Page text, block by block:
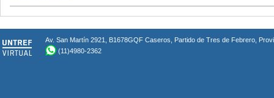
Av. San Martín 2921, B1678GQF Caseros, Partido de Tres de Febrero,
(11)4980-2362